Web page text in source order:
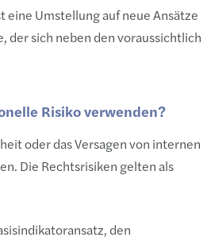
eine Umstellung auf neue Ansätze
der sich neben den voraussichtlich
Risiko verwenden?
oder das Versagen von internen
Die Rechtsrisiken gelten als
den